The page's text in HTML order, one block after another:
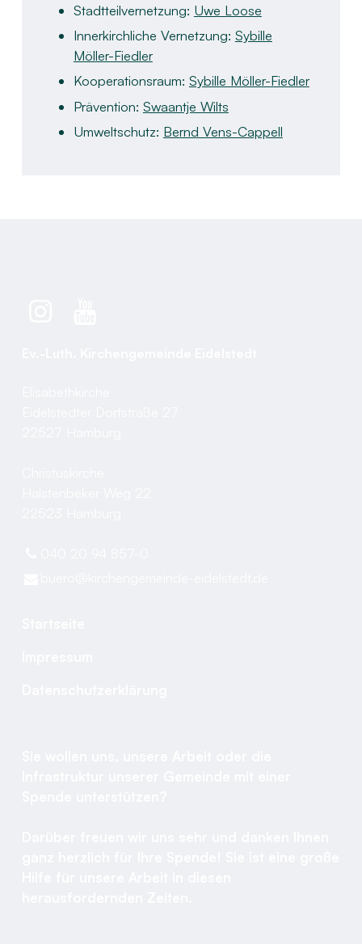
Stadtteilvernetzung: Uwe Loose​
Innerkirchliche Vernetzung: Sybille
Möller-Fiedler​
Kooperationsraum: Sybille Möller-Fiedler​
Prävention: Swaantje Wilts
Umweltschutz: Bernd Vens-Cappell​